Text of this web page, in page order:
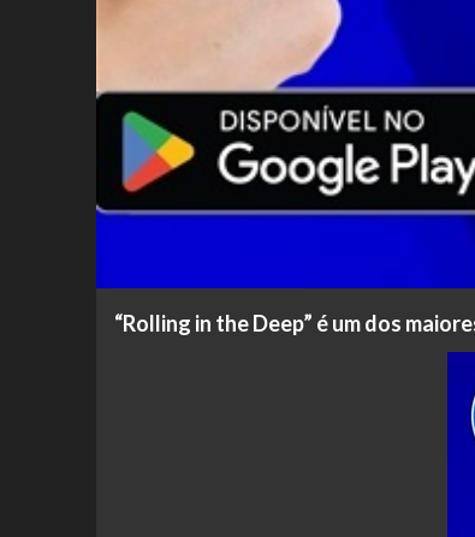
“Rolling in the Deep” é um dos